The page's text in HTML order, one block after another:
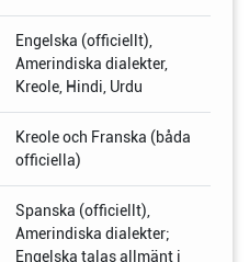
Engelska (officiellt),
Amerindiska dialekter,
Kreole, Hindi, Urdu
Kreole och Franska (båda
officiella)
Spanska (officiellt),
Amerindiska dialekter;
Engelska talas allmänt i